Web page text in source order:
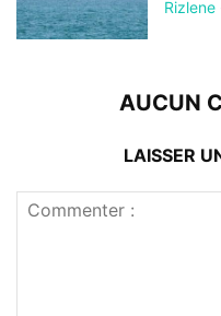
Rizlene
AUCUN
LAISSER